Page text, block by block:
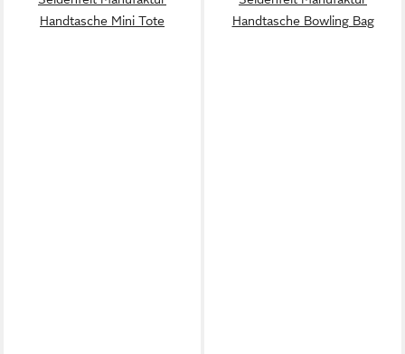
Handtasche Mini Tote
Handtasche Bowling Bag